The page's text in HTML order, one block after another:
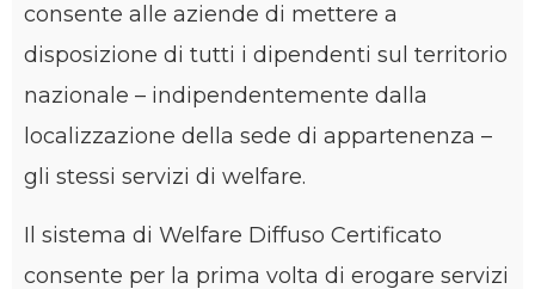
consente alle aziende di mettere a
disposizione di tutti i dipendenti sul territorio
nazionale – indipendentemente dalla
localizzazione della sede di appartenenza –
gli stessi servizi di welfare.
Il sistema di Welfare Diffuso Certificato
consente per la prima volta di erogare servizi